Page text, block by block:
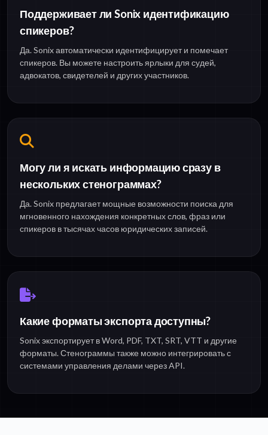
Поддерживает ли Sonix идентификацию
спикеров?
Да. Sonix автоматически идентифицирует и помечает
спикеров. Вы можете настроить ярлыки для судей,
адвокатов, свидетелей и других участников.
Могу ли я искать информацию сразу в
нескольких стенограммах?
Да. Sonix предлагает мощные возможности поиска для
мгновенного нахождения конкретных слов, фраз или
спикеров в тысячах часов юридических записей.
Какие форматы экспорта доступны?
Sonix экспортирует в Word, PDF, TXT, SRT, VTT и другие
форматы. Стенограммы также можно интегрировать с
системами управления делами через API.